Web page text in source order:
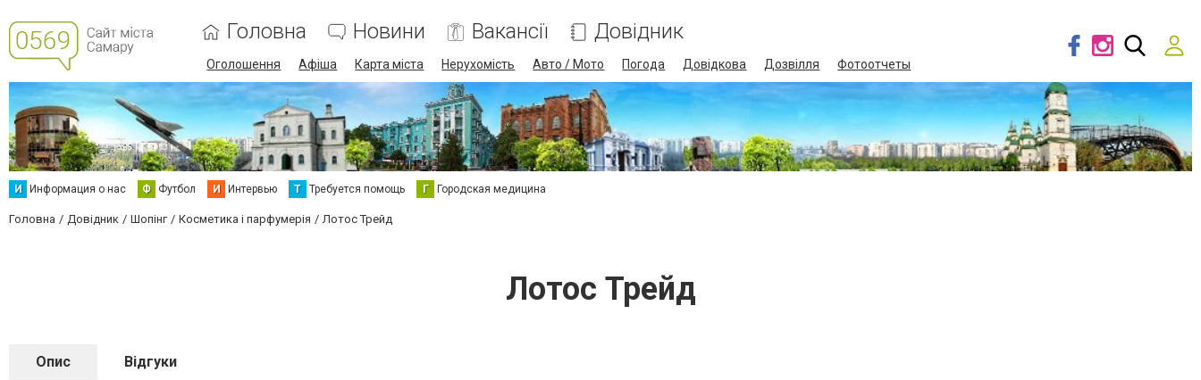
Головна Новини Вакансії Довідник
Оголошення Афіша Карта міста Нерухомість Авто / Мото Погода Довідкова Дозвілля Фотоотчеты
И Информация о нас Ф Футбол И Интервью Т Требуется помощь Г Городская медицина
Головна Довідник Шопінг Косметика і парфумерія Лотос Трейд
Лотос Трейд
Опис Відгуки